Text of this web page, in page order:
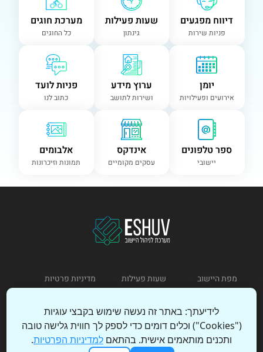
דיווח מפגעים
פניות שירות
שעות פעילות
גינתון
מערכת חוגים
כל החוגים
יומן
אירועים ופעילויות
ערוץ מידע
ושירות לתושב
פניות לועד
כתוב לנו
ספר טלפונים
יישובי
אינדקס
עסקים מקומיים
אלבומים
תמונות וזיכרונות
מפת היישוב שעות פעילות
מדיניות פרטיות
כניסת מנהל הצהרת נגישות
לידיעתך: באתר זה נעשה שימוש בקבצי עוגיות
("Cookies") וכלים דומים כדי לספק לך חווית גלישה טובה
ותכנים מותאמים אישית. בהתאם למדיניות הפרטיות.